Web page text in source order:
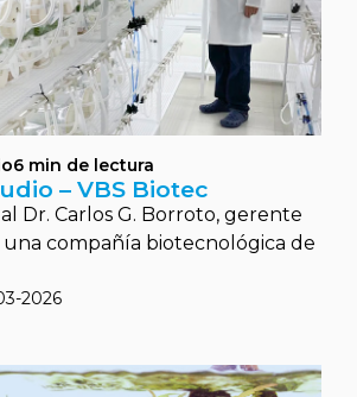
6 min de lectura
– VBS Biotec
Dr. Carlos G. Borroto, gerente
una compañía biotecnológica de
2026